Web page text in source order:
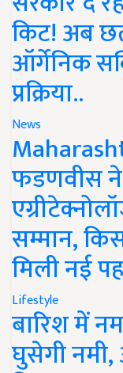
किट! अब
ऑर्गेनिक
प्रक्रिया..
News
फडणवीस ने
सम्मान,
मिली नई
Lifestyle
बारिश में
घुसेगी